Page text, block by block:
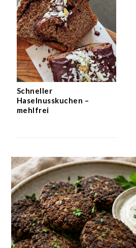
Schneller
Haselnusskuchen –
mehlfrei